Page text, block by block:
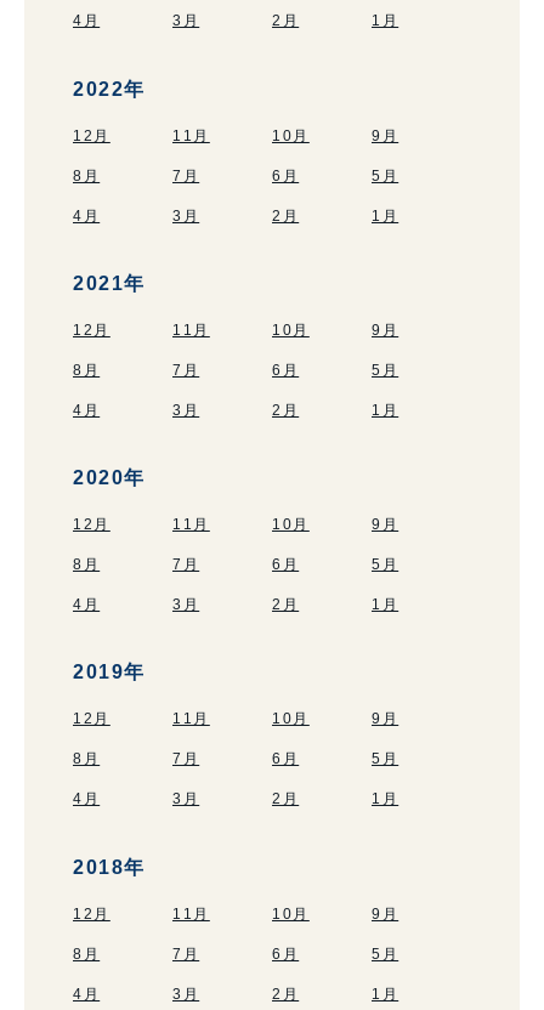
4月 3月 2月 1月
2022年
12月 11月 10月 9月
8月 7月 6月 5月
4月 3月 2月 1月
2021年
12月 11月 10月 9月
8月 7月 6月 5月
4月 3月 2月 1月
2020年
12月 11月 10月 9月
8月 7月 6月 5月
4月 3月 2月 1月
2019年
12月 11月 10月 9月
8月 7月 6月 5月
4月 3月 2月 1月
2018年
12月 11月 10月 9月
8月 7月 6月 5月
4月 3月 2月 1月